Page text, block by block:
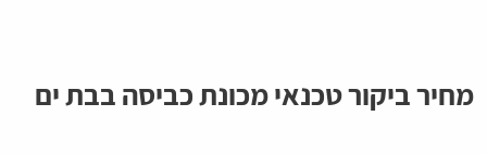
מחיר ביקור טכנאי מכונת כביסה בבת ים